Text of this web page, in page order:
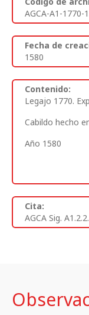
AGCA-A1-1770-
Fecha de
1580
Contenido:
Legajo 1770.
Cabildo hecho
Año 1580
Cita:
AGCA Sig.